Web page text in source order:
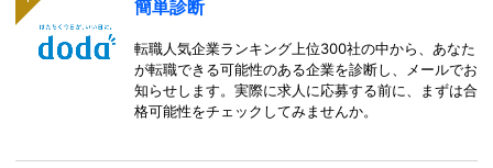
簡単診断
転職人気企業ランキング上位300社の中から、あなた
が転職できる可能性のある企業を診断し、メールでお
知らせします。実際に求人に応募する前に、まずは合
格可能性をチェックしてみませんか。